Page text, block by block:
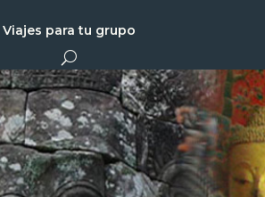
Viajes para tu grupo